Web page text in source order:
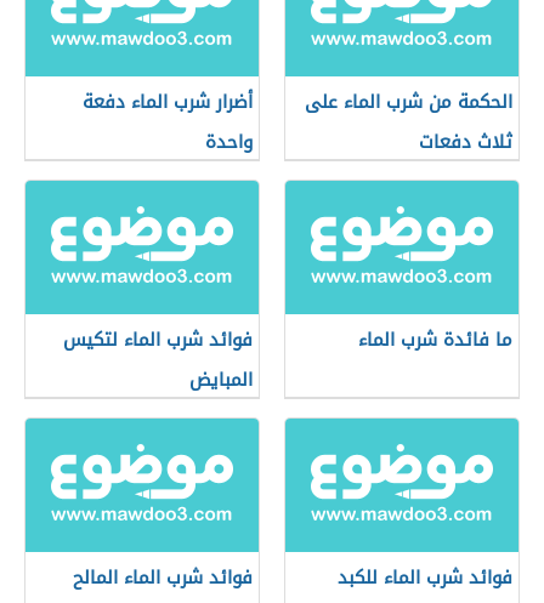
الحكمة من شرب الماء على
ثلاث دفعات
أضرار شرب الماء دفعة
واحدة
ما فائدة شرب الماء
فوائد شرب الماء لتكيس
المبايض
فوائد شرب الماء للكبد فوائد شرب الماء المالح